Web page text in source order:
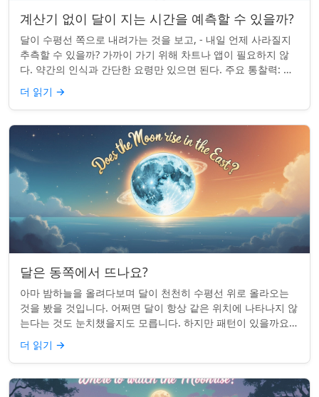
계산기 없이 달이 지는 시간을 예측할 수 있을까?
달이 수평선 쪽으로 내려가는 것을 보고, - 내일 언제 사라질지
추측할 수 있을까? 가까이 가기 위해 차트나 앱이 필요하지 않
다. 약간의 인식과 간단한 요령만 있으면 된다. 주요 통찰력: 오
늘의 달 뜨는 시간을 알고...
더 읽기 →
달은 동쪽에서 뜨나요?
아마 밤하늘을 올려다보며 달이 천천히 수평선 위로 올라오는
것을 봤을 것입니다. 어쩌면 달이 항상 같은 위치에 나타나지 않
는다는 것도 눈치챘을지도 모릅니다. 하지만 패턴이 있을까요?
달은 정말 매번 동쪽에서 뜰까요?...
더 읽기 →